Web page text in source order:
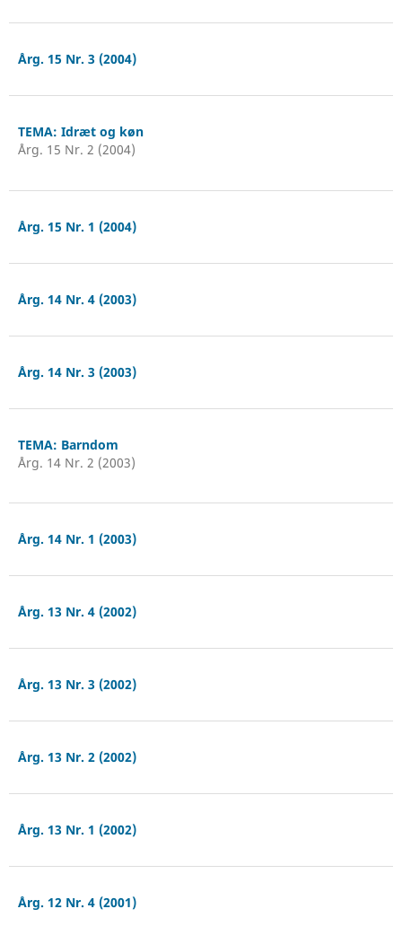
Årg. 15 Nr. 3 (2004)
TEMA: Idræt og køn
Årg. 15 Nr. 2 (2004)
Årg. 15 Nr. 1 (2004)
Årg. 14 Nr. 4 (2003)
Årg. 14 Nr. 3 (2003)
TEMA: Barndom
Årg. 14 Nr. 2 (2003)
Årg. 14 Nr. 1 (2003)
Årg. 13 Nr. 4 (2002)
Årg. 13 Nr. 3 (2002)
Årg. 13 Nr. 2 (2002)
Årg. 13 Nr. 1 (2002)
Årg. 12 Nr. 4 (2001)